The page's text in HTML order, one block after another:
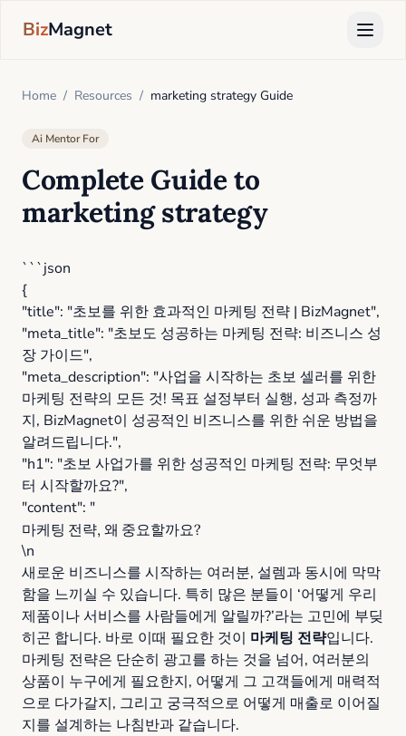
BizMagnet
Home / Resources / marketing strategy Guide
Ai Mentor For
Complete Guide to
marketing strategy
```json
{
"title": "초보를 위한 효과적인 마케팅 전략 | BizMagnet",
"meta_title": "초보도 성공하는 마케팅 전략: 비즈니스 성
장 가이드",
"meta_description": "사업을 시작하는 초보 셀러를 위한
마케팅 전략의 모든 것! 목표 설정부터 실행, 성과 측정까
지, BizMagnet이 성공적인 비즈니스를 위한 쉬운 방법을
알려드립니다.",
"h1": "초보 사업가를 위한 성공적인 마케팅 전략: 무엇부
터 시작할까요?",
"content": "
마케팅 전략, 왜 중요할까요?
\n
새로운 비즈니스를 시작하는 여러분, 설렘과 동시에 막막
함을 느끼실 수 있습니다. 특히 많은 분들이 ‘어떻게 우리
제품이나 서비스를 사람들에게 알릴까?’라는 고민에 부딪
히곤 합니다. 바로 이때 필요한 것이 마케팅 전략입니다.
마케팅 전략은 단순히 광고를 하는 것을 넘어, 여러분의
상품이 누구에게 필요한지, 어떻게 그 고객들에게 매력적
으로 다가갈지, 그리고 궁극적으로 어떻게 매출로 이어질
지를 설계하는 나침반과 같습니다.